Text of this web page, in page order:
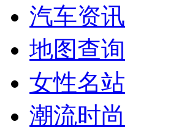
汽车资讯
地图查询
女性名站
潮流时尚